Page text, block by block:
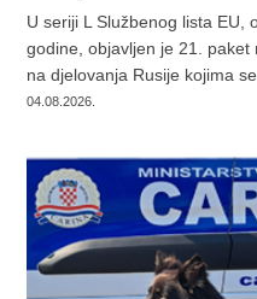
U seriji L Službenog lista EU,
godine, objavljen je 21.
na djelovanja Rusije kojima
04.08.2026.